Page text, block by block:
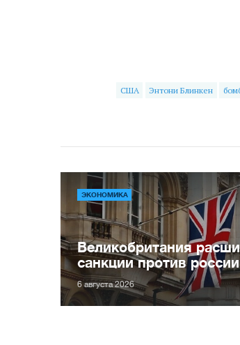
США Энтони Блинкен
ЭКОНОМИКА
Великобритания
санкции против россии
6 августа 2026